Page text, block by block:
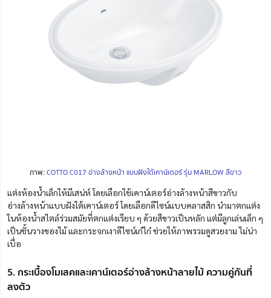
ภาพ:COTTO C017 อ่างล้างหน้า แบบฝังใต้เคาน์เตอร์ รุ่น MARLOW สีขาว
แต่งห้องน้ำเล็กให้มีเสน่ห์ โดยเลือกใช้เคาน์เตอร์อ่างล้างหน้าสีขาวกับ
อ่างล้างหน้าแบบฝังใต้เคาน์เตอร์ โดยเลือกดีไซน์แบบคลาสสิก นำมาตกแต่ง
ในห้องน้ำสไตล์ร่วมสมัยที่ตกแต่งเรียบ ๆ ด้วยสีขาวเป็นหลัก แต่มีลูกเล่นเล็ก ๆ
เป็นชั้นวางของไม้ และกระจกเงาดีไซน์เก๋ไก๋ ช่วยให้ภาพรวมดูสวยงาม ไม่น่า
เบื่อ
5. กระเบื้องโมเสคและเคาน์เตอร์อ่างล้างหน้าลายไม้ ความคู่กันที่
ลงตัว